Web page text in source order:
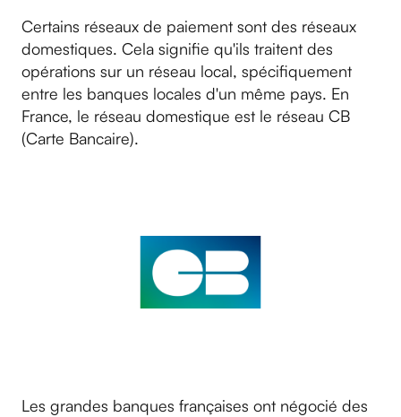
Certains réseaux de paiement sont des réseaux
domestiques. Cela signifie qu'ils traitent des
opérations sur un réseau local, spécifiquement
entre les banques locales d'un même pays. En
France, le réseau domestique est le réseau CB
(Carte Bancaire).
Les grandes banques françaises ont négocié des